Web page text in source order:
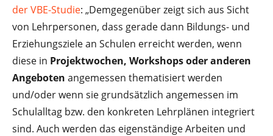
der VBE-Studie: „Demgegenüber zeigt sich aus Sicht
von Lehrpersonen, dass gerade dann Bildungs- und
Erziehungsziele an Schulen erreicht werden, wenn
diese in Projektwochen, Workshops oder anderen
Angeboten angemessen thematisiert werden
und/oder wenn sie grundsätzlich angemessen im
Schulalltag bzw. den konkreten Lehrplänen integriert
sind. Auch werden das eigenständige Arbeiten und